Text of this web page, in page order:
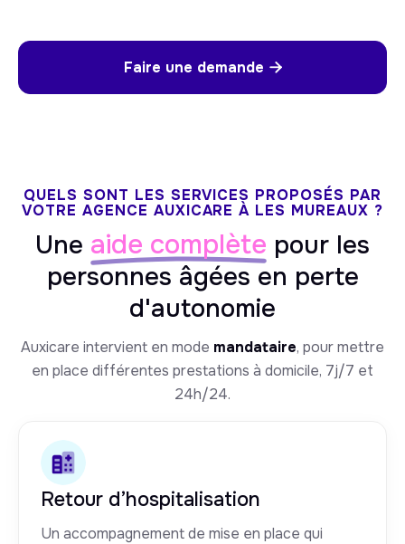
Faire une demande 
QUELS SONT LES SERVICES PROPOSÉS PAR
VOTRE AGENCE AUXICARE À LES MUREAUX ?
Une aide complète pour les
personnes âgées en perte
d'autonomie
Auxicare intervient en mode mandataire, pour mettre
en place différentes prestations à domicile, 7j/7 et
24h/24.
Retour d’hospitalisation
Un accompagnement de mise en place qui